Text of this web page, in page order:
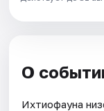
О
Ихтиофауна